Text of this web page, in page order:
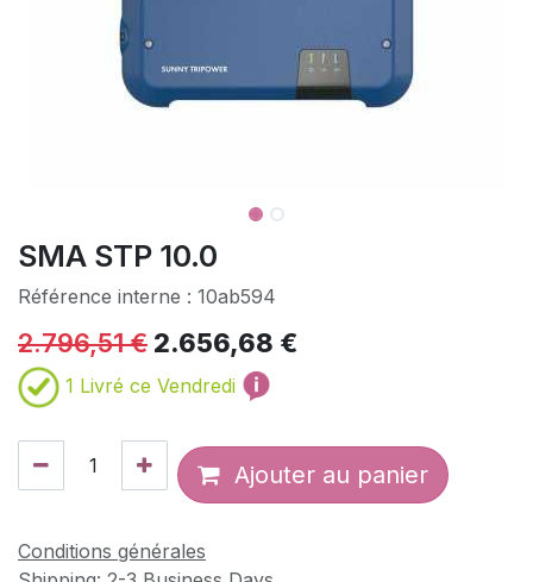
SMA STP 10.0
Référence interne : 10ab594
2.796,51€ 2.656,68 €
1 Livré ce Vendredi
Ajouter au panier
Conditions générales